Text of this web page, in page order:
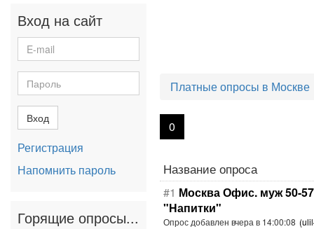
Вход на сайт
Вход
Регистрация
Напомнить пароль
Горящие опросы...
Платные опросы в Москве
0
Название опроса
#1 Москва Офис. муж 50-
"Напитки"
Опрос добавлен вчера в 14:00:08